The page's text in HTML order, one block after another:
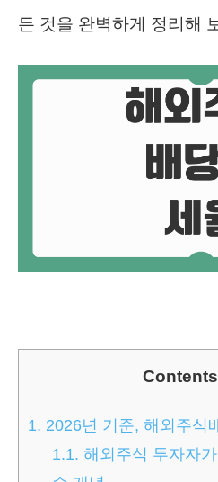
든 것을 완벽하게 정리해
Contents
1. 2026년 기준, 해외주식
1.1. 해외주식 투자자